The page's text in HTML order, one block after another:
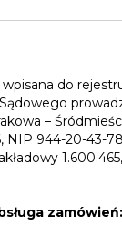
wpisana do
–
NIP 944-20-43-
zamówień: